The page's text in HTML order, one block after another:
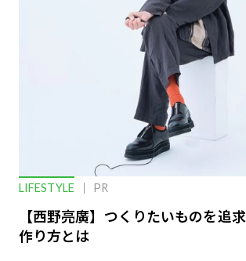
LIFESTYLE PR
【西野亮廣】つくりたいものを追
作り方とは